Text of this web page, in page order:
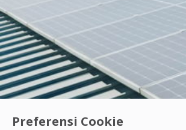
Preferensi Cookie